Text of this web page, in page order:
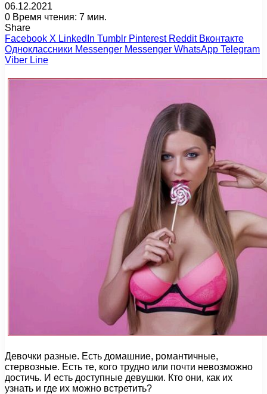
06.12.2021
0 Время чтения: 7 мин.
Share
Facebook X LinkedIn Tumblr Pinterest Reddit Вконтакте
Одноклассники Messenger Messenger WhatsApp Telegram
Viber Line
Девочки разные. Есть домашние, романтичные,
стервозные. Есть те, кого трудно или почти невозможно
достичь. И есть доступные девушки. Кто они, как их
узнать и где их можно встретить?